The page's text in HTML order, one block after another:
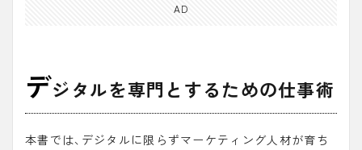
AD
デジタルを専門とするための仕事術
本書では、デジタルに限らずマーケティング人材が育ち